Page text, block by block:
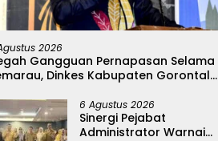
2026
Gangguan Pernapasan Selama
Dinkes Kabupaten Gorontalo
6 Agustus 2026
Sinergi Pejabat
Administrator Warnai